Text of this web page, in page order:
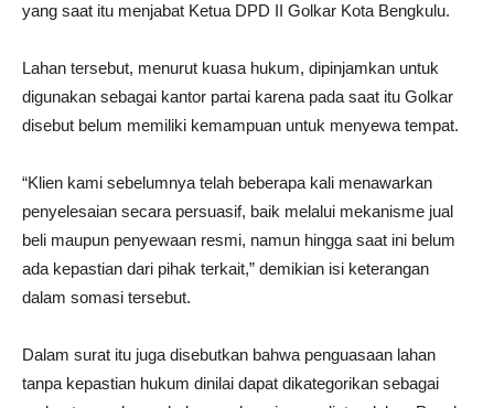
yang saat itu menjabat Ketua DPD II Golkar Kota Bengkulu.
Lahan tersebut, menurut kuasa hukum, dipinjamkan untuk
digunakan sebagai kantor partai karena pada saat itu Golkar
disebut belum memiliki kemampuan untuk menyewa tempat.
“Klien kami sebelumnya telah beberapa kali menawarkan
penyelesaian secara persuasif, baik melalui mekanisme jual
beli maupun penyewaan resmi, namun hingga saat ini belum
ada kepastian dari pihak terkait,” demikian isi keterangan
dalam somasi tersebut.
Dalam surat itu juga disebutkan bahwa penguasaan lahan
tanpa kepastian hukum dinilai dapat dikategorikan sebagai